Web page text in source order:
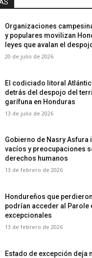
Organizaciones
y populares movilizan
leyes que avalan el
20 de julio de 2026
El codiciado litoral
detrás del despojo del
garífuna en Honduras
13 de julio de 2026
Gobierno de Nasry Asfura
vacíos y preocupaciones
derechos humanos
13 de febrero de 2026
Hondureños que
podrían acceder al Parole
excepcionales
13 de febrero de 2026
Estado de excepción deja